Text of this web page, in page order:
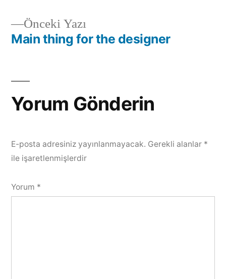
Önceki Yazı
Main thing for the designer
Yorum Gönderin
E-posta adresiniz yayınlanmayacak. Gerekli alanlar *
ile işaretlenmişlerdir
Yorum *